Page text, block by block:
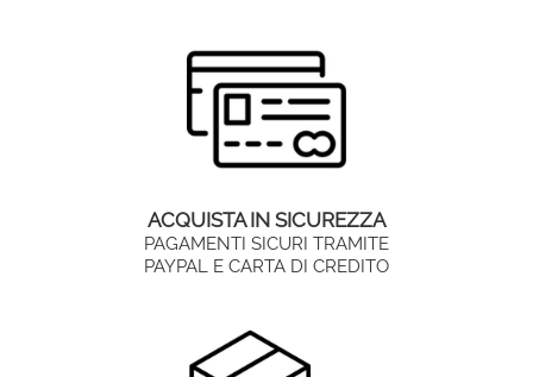
ACQUISTA IN SICUREZZA
PAGAMENTI SICURI TRAMITE
PAYPAL E CARTA DI CREDITO